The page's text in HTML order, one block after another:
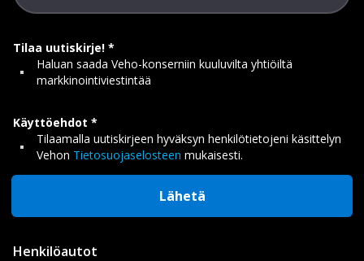
Tilaa uutiskirje!
Haluan saada Veho-konserniin kuuluvilta yhtiöiltä
markkinointiviestintää
Käyttöehdot
Tilaamalla uutiskirjeen hyväksyn henkilötietojeni käsittelyn
Vehon Tietosuojaselosteen mukaisesti.
Lähetä
Henkilöautot